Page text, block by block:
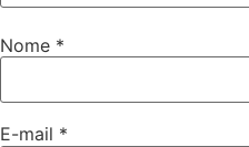
Nome *
E-mail *